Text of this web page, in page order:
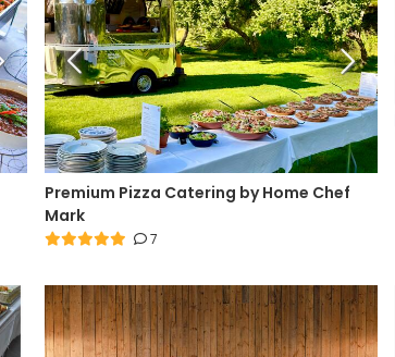
Premium Pizza Catering by Home Chef
Mark
7